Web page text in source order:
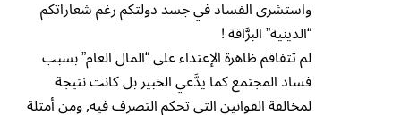
واستشرى الفساد في جسد دولتكم رغم شعاراتكم
“الدينية” البرَّاقة !
لم تتفاقم ظاهرة الإعتداء على “المال العام” بسبب
فساد المجتمع كما يدَّعي الخبير بل كانت نتيجة
لمخالفة القوانين التي تحكم التصرف فيه, ومن أمثلة